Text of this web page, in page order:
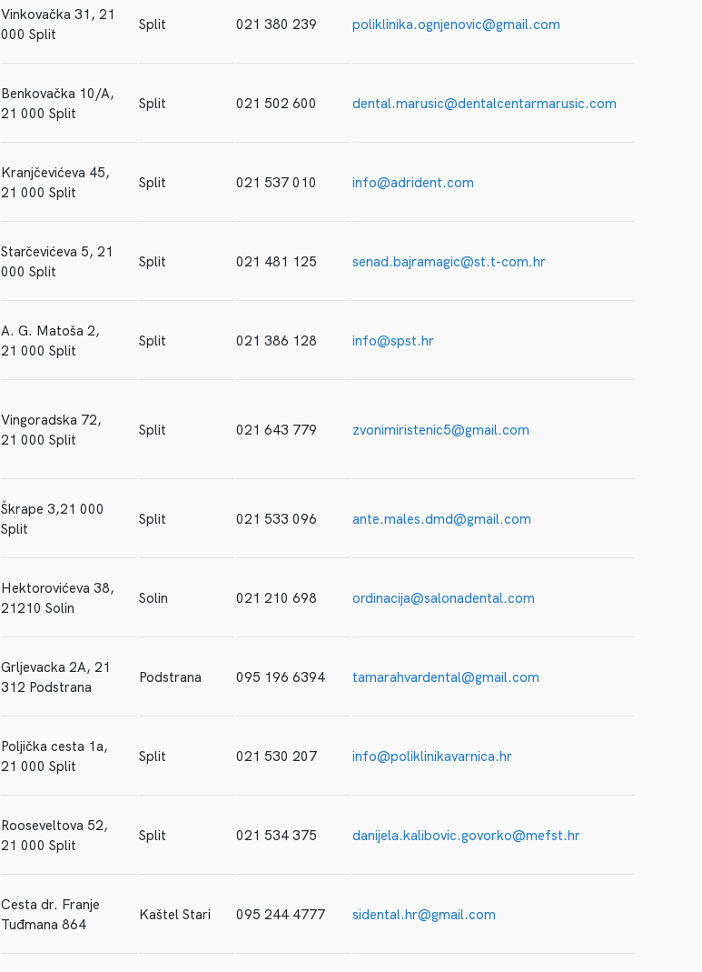
Vinkovačka 31, 21
000 Split
Split 021 380 239 poliklinika.ognjenovic@gmail.com
Benkovačka 10/A,
21 000 Split
Split 021 502 600 dental.marusic@dentalcentarmarusic.com
Kranjčevićeva 45,
21 000 Split
Split 021 537 010 info@adrident.com
Starčevićeva 5, 21
000 Split
Split 021 481 125 senad.bajramagic@st.t-com.hr
A. G. Matoša 2,
21 000 Split
Split 021 386 128 info@spst.hr
Vingoradska 72,
21 000 Split
Split 021 643 779 zvonimiristenic5@gmail.com
Škrape 3,21 000
Split
Split 021 533 096 ante.males.dmd@gmail.com
Hektorovićeva 38,
21210 Solin
Solin 021 210 698 ordinacija@salonadental.com
Grljevacka 2A, 21
312 Podstrana
Podstrana 095 196 6394 tamarahvardental@gmail.com
Poljička cesta 1a,
21 000 Split
Split 021 530 207 info@poliklinikavarnica.hr
Rooseveltova 52,
21 000 Split
Split 021 534 375 danijela.kalibovic.govorko@mefst.hr
Cesta dr. Franje
Tuđmana 864
Kaštel Stari 095 244 4777 sidental.hr@gmail.com